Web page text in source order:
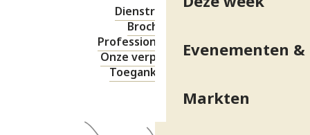
Evenementen
Markten
Dienstregeling
Brochures
Professionele ruimte
Onze verplichtingen
Toegankelijkheid